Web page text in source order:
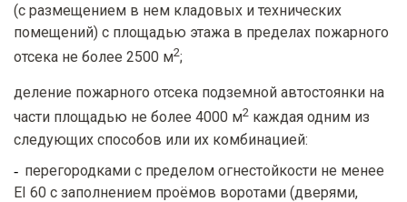
(с размещением в нем кладовых и технических
помещений) с площадью этажа в пределах пожарного
отсека не более 2500 м2;
деление пожарного отсека подземной автостоянки на
части площадью не более 4000 м2 каждая одним из
следующих способов или их комбинацией:
перегородками с пределом огнестойкости не менее
EI 60 с заполнением проёмов воротами (дверями,